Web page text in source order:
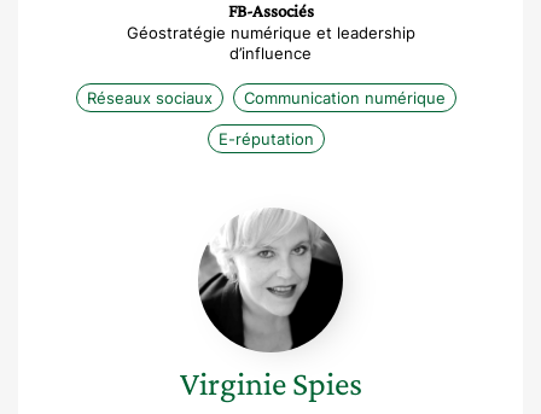
FB-Associés
Géostratégie numérique et leadership
d’influence
Réseaux sociaux Communication numérique
E-réputation
Virginie
Spies
Virginie Spies